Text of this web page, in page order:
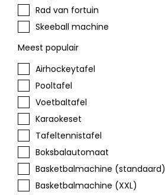
Rad van fortuin
Skeeball machine
Meest populair
Airhockeytafel
Pooltafel
Voetbaltafel
Karaokeset
Tafeltennistafel
Boksbalautomaat
Basketbalmachine (standaard)
Basketbalmachine (XXL)